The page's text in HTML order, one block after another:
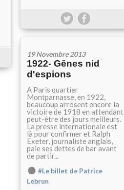
19 Novembre 2013
1922- Gênes nid
d'espions
A Paris quartier
Montparnasse, en 1922,
beaucoup arrosent encore la
victoire de 1918 en attendant
peut-être des jours meilleurs.
La presse internationale est
là pour confirmer et Ralph
Exeter, journaliste anglais,
paie ses dettes de bar avant
de partir...
#Le billet de Patrice
Lebrun